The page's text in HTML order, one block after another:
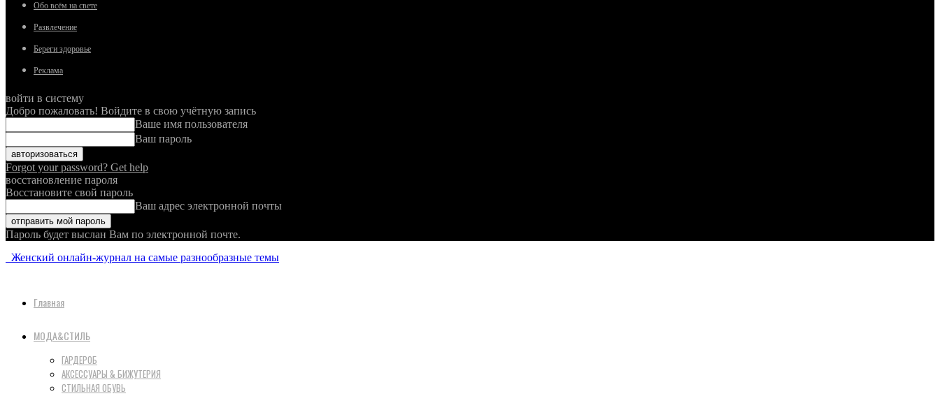
Обо всём на свете
Развлечение
Береги здоровье
Реклама
войти в систему
Добро пожаловать! Войдите в свою учётную запись
Ваше имя пользователя
Ваш пароль
Forgot your password? Get help
восстановление пароля
Восстановите свой пароль
Ваш адрес электронной почты
Пароль будет выслан Вам по электронной почте.
Женский онлайн-журнал на самые разнообразные темы
Главная
МОДА&СТИЛЬ
ГАРДЕРОБ
АКСЕССУАРЫ & БИЖУТЕРИЯ
СТИЛЬНАЯ ОБУВЬ